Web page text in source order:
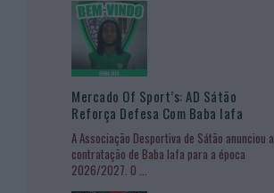
Mercado Of Sport’s: AD Sátão
Reforça Defesa Com Baba Iafa
A Associação Desportiva de Sátão anunciou a
contratação de Baba Iafa para a época
2026/2027. O ...